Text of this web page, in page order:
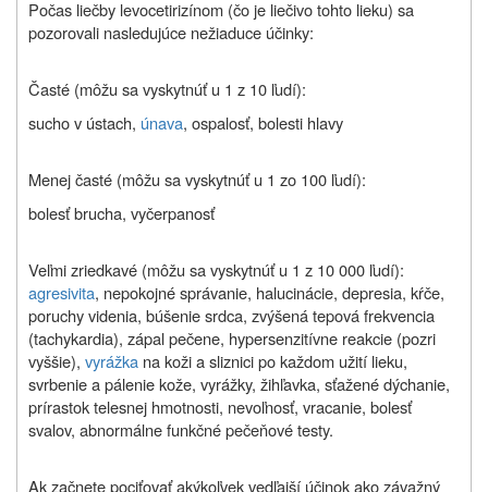
Počas liečby levocetirizínom (čo je liečivo tohto lieku) sa
pozorovali nasledujúce nežiaduce účinky:
Časté (môžu sa vyskytnúť u 1 z 10 ľudí):
sucho v ústach, únava, ospalosť, bolesti hlavy
Menej časté (môžu sa vyskytnúť u 1 zo 100 ľudí):
bolesť brucha, vyčerpanosť
Veľmi zriedkavé (môžu sa vyskytnúť u 1 z 10 000 ľudí):
agresivita, nepokojné správanie, halucinácie, depresia, kŕče,
poruchy videnia, búšenie srdca, zvýšená tepová frekvencia
(tachykardia), zápal pečene, hypersenzitívne reakcie (pozri
vyššie), vyrážka na koži a sliznici po každom užití lieku,
svrbenie a pálenie kože, vyrážky, žihľavka, sťažené dýchanie,
prírastok telesnej hmotnosti, nevoľnosť, vracanie, bolesť
svalov, abnormálne funkčné pečeňové testy.
Ak začnete pociťovať akýkoľvek vedľajší účinok ako závažný